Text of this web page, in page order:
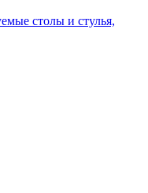
столы и стулья,